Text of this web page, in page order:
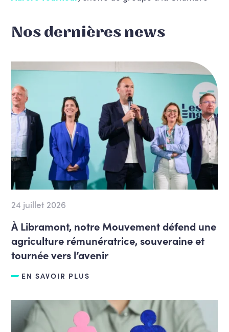
Nos dernières news
24 juillet 2026
À Libramont, notre Mouvement défend une
agriculture rémunératrice, souveraine et
tournée vers l’avenir
EN SAVOIR PLUS